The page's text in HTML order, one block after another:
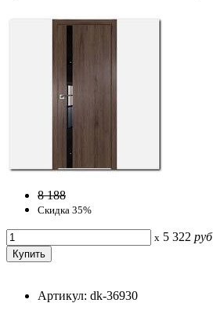
8 188
Скидка 35%
x 5 322 руб
Артикул: dk-36930